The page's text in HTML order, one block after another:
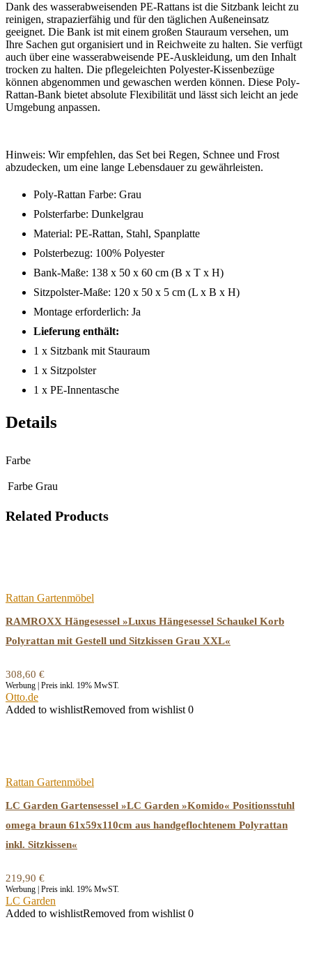
Dank des wasserabweisenden PE-Rattans ist die Sitzbank leicht zu
reinigen, strapazierfähig und für den täglichen Außeneinsatz
geeignet. Die Bank ist mit einem großen Stauraum versehen, um
Ihre Sachen gut organisiert und in Reichweite zu halten. Sie verfügt
auch über eine wasserabweisende PE-Auskleidung, um den Inhalt
trocken zu halten. Die pflegeleichten Polyester-Kissenbezüge
können abgenommen und gewaschen werden können. Diese Poly-
Rattan-Bank bietet absolute Flexibilität und lässt sich leicht an jede
Umgebung anpassen.
Hinweis: Wir empfehlen, das Set bei Regen, Schnee und Frost
abzudecken, um eine lange Lebensdauer zu gewährleisten.
Poly-Rattan Farbe: Grau
Polsterfarbe: Dunkelgrau
Material: PE-Rattan, Stahl, Spanplatte
Polsterbezug: 100% Polyester
Bank-Maße: 138 x 50 x 60 cm (B x T x H)
Sitzpolster-Maße: 120 x 50 x 5 cm (L x B x H)
Montage erforderlich: Ja
Lieferung enthält:
1 x Sitzbank mit Stauraum
1 x Sitzpolster
1 x PE-Innentasche
Details
Farbe
Farbe Grau
Related Products
Rattan Gartenmöbel
RAMROXX Hängesessel »Luxus Hängesessel Schaukel Korb
Polyrattan mit Gestell und Sitzkissen Grau XXL«
308,60 €
Werbung | Preis inkl. 19% MwST.
Otto.de
Added to wishlistRemoved from wishlist 0
Rattan Gartenmöbel
LC Garden Gartensessel »LC Garden »Komido« Positionsstuhl
omega braun 61x59x110cm aus handgeflochtenem Polyrattan
inkl. Sitzkissen«
219,90 €
Werbung | Preis inkl. 19% MwST.
LC Garden
Added to wishlistRemoved from wishlist 0